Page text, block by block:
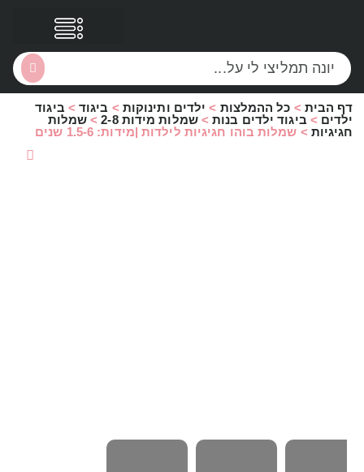
דף הבית > כל ההמלצות > ילדים ותינוקות > ביגוד> ביגוד
ילדים > ביגוד ילדים בנות>שמלות מידות 2-8 > שמלות
חגיגיות > שמלות בוהו חגיגיות לילדות |מידות: 1.5-6 שנים